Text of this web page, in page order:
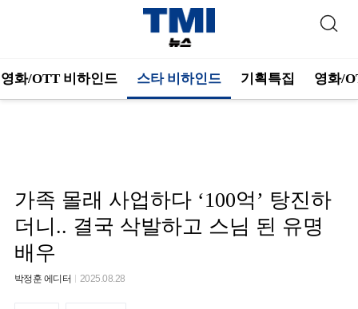
영화/OTT 비하인드 스타 비하인드 기획특집 영화/
가족 몰래 사업하다 ‘100억’ 탕진하
더니.. 결국 삭발하고 스님 된 유명
배우
박정훈 에디터 2025.08.28